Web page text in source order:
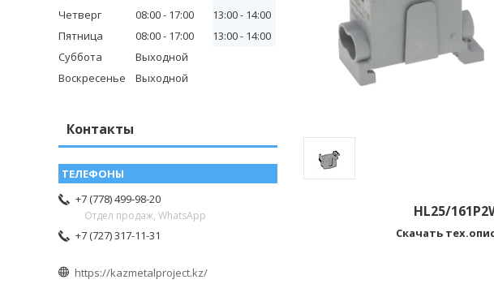
HL25/
Скачать
Четверг
08:00 17:00 13:00
14:00
Пятница
08:00 17:00 13:00
14:00
Суббота
Выходной
Воскресенье
Выходной
Контакты
+7 (778) 499-98-20
Отдел продаж, WhatsApp
+7 (727) 317-11-31
https://kazmetalproject.kz/